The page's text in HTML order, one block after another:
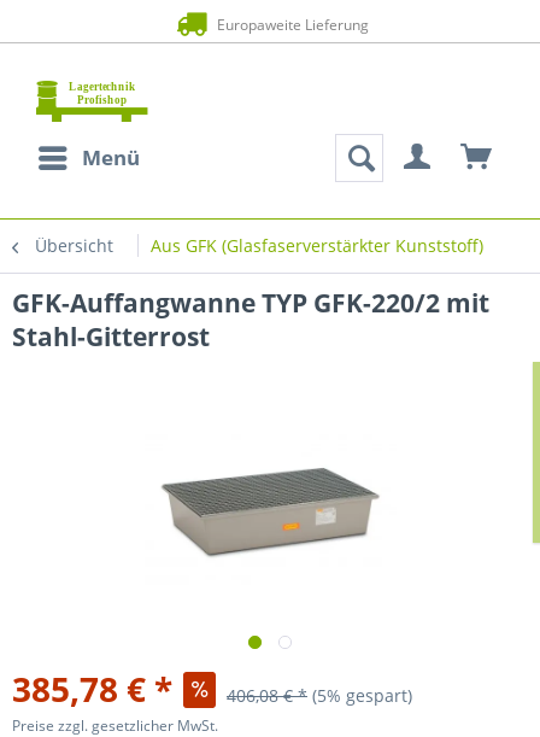
Europaweite Lieferung
Menü
Übersicht Aus GFK (Glasfaserverstärkter Kunststoff)
GFK-Auffangwanne TYP GFK-220/2 mit
Stahl-Gitterrost
385,78 € * 406,08 € * (5% gespart)
Preise zzgl. gesetzlicher MwSt.